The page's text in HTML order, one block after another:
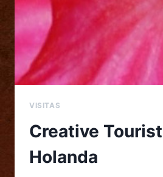
VISITAS
Creative
Holanda